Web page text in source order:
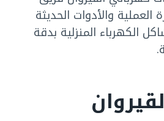
والأدوات الحديثة
الكهرباء المنزلية بدقة